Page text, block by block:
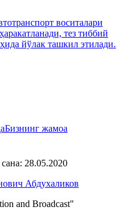
воситалари
тез тиббий
йўлак ташкил этилади.
Бизнинг жамоа
28.05.2020
Абдухаликов
and Broadcast"